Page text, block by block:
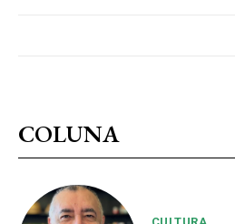
COLUNA